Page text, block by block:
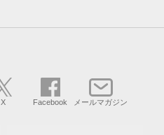
X Facebook メールマガジン